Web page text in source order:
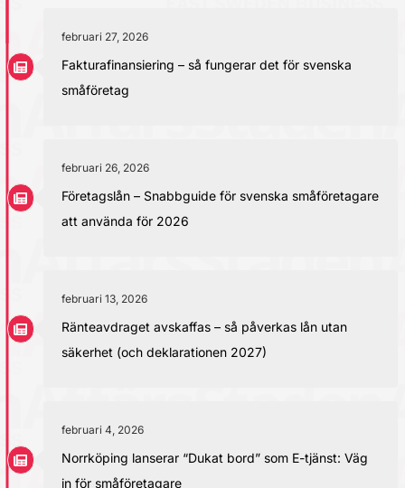
februari 27, 2026
Fakturafinansiering – så fungerar det för svenska
småföretag
februari 26, 2026
Företagslån – Snabbguide för svenska småföretagare
att använda för 2026
februari 13, 2026
Ränteavdraget avskaffas – så påverkas lån utan
säkerhet (och deklarationen 2027)
februari 4, 2026
Norrköping lanserar “Dukat bord” som E-tjänst: Väg
in för småföretagare